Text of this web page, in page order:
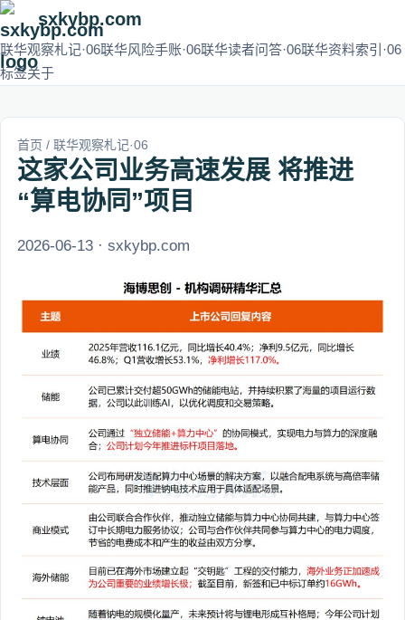
sxkybp.com
联华观察札记·06联华风险手账·06联华读者问答·06联华资料索引·06
标签关于
首页 / 联华观察札记·06
这家公司业务高速发展 将推进
“算电协同”项目
2026-06-13 · sxkybp.com